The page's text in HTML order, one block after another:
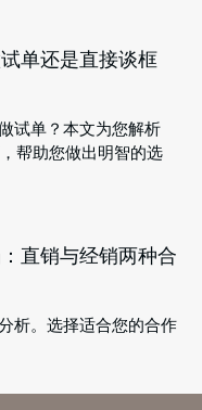
单还是直接谈框
试单？本文为您解析
帮助您做出明智的选
直销与经销两种合
析。选择适合您的合作